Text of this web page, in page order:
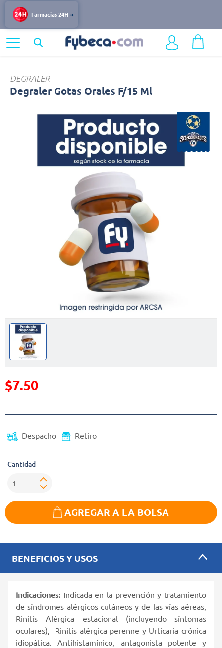
Farmacias 24H
Alergias
DEGRALER
Degraler Gotas Orales F/15 Ml
Precio reducido de
$7.50
Despacho Retiro
Cantidad
AGREGAR A LA BOLSA
BENEFICIOS Y USOS
Indicaciones: Indicada en la prevención y tratamiento
de síndromes alérgicos cutáneos y de las vías aéreas,
Rinitis Alérgica estacional (incluyendo síntomas
oculares), Rinitis alérgica perenne y Urticaria crónica
idiopática. Antihistamínico, antagonista potente y